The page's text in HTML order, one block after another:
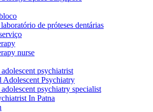
de próteses dentárias
nurse
psychiatrist
Adolescent Psychiatry
psychiatry specialist
In Patna